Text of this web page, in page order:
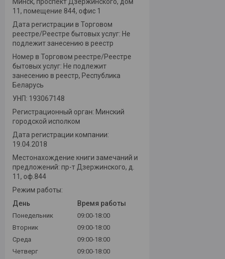
11, помещение 844, офис 1
Дата регистрации в Торговом
реестре/Реестре бытовых услуг: Не
подлежит занесению в реестр
Номер в Торговом реестре/Реестре
бытовых услуг: Не подлежит
занесению в реестр, Республика
Беларусь
УНП: 193067148
Регистрационный орган: Минский
городской исполком
Дата регистрации компании:
19.04.2018
Местонахождение книги замечаний и
предложений: пр-т Дзержинского, д.
11, оф.844
Режим работы:
День
Время работы
Понедельник
09:00-18:00
Вторник
09:00-18:00
Среда
09:00-18:00
Четверг
09:00-18:00